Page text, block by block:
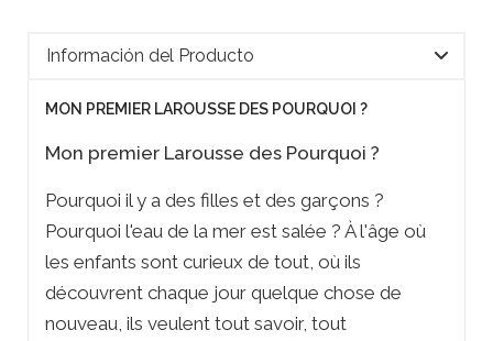
Información del Producto
MON PREMIER LAROUSSE DES POURQUOI ?
Mon premier Larousse des Pourquoi ?
Pourquoi il y a des filles et des garçons ?
Pourquoi l'eau de la mer est salée ? À l'âge où
les enfants sont curieux de tout, où ils
découvrent chaque jour quelque chose de
nouveau, ils veulent tout savoir, tout